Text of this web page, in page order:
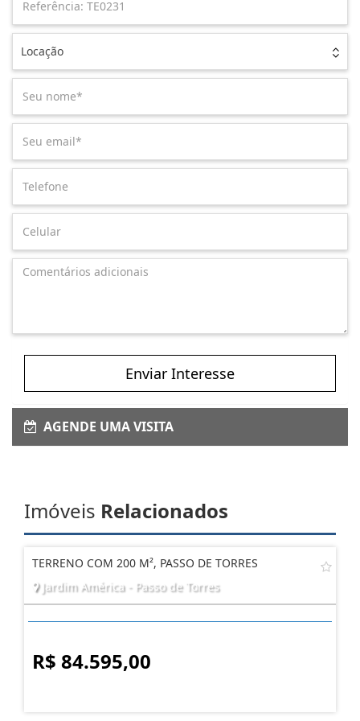
Locação
Enviar Interesse
AGENDE UMA VISITA
Imóveis Relacionados
TERRENO COM 200 M², PASSO DE TORRES
Jardim América - Passo de Torres
R$ 84.595,00